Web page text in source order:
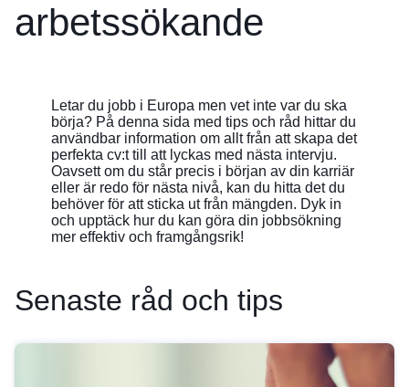
arbetssökande
Letar du jobb i Europa men vet inte var du ska
börja? På denna sida med tips och råd hittar du
användbar information om allt från att skapa det
perfekta cv:t till att lyckas med nästa intervju.
Oavsett om du står precis i början av din karriär
eller är redo för nästa nivå, kan du hitta det du
behöver för att sticka ut från mängden. Dyk in
och upptäck hur du kan göra din jobbsökning
mer effektiv och framgångsrik!
Senaste råd och tips